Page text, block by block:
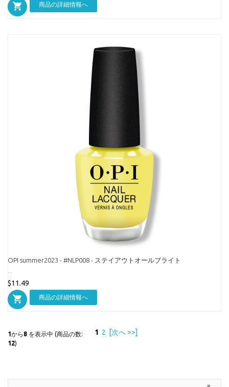
商品の詳細情報へ
OPI summer2023 - #NLP008 - ステイアウトオールブライト
$11.49
商品の詳細情報へ
1から8 を表示中 (商品の数:
12)
1 2 [次へ >>]